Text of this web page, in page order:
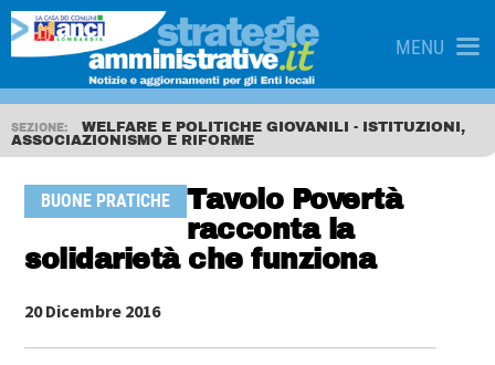
MENU
SEZIONE:
WELFARE E POLITICHE GIOVANILI - ISTITUZIONI,
ASSOCIAZIONISMO E RIFORME
BUONE PRATICHE
Tavolo Povertà
racconta la
solidarietà che funziona
20 Dicembre 2016